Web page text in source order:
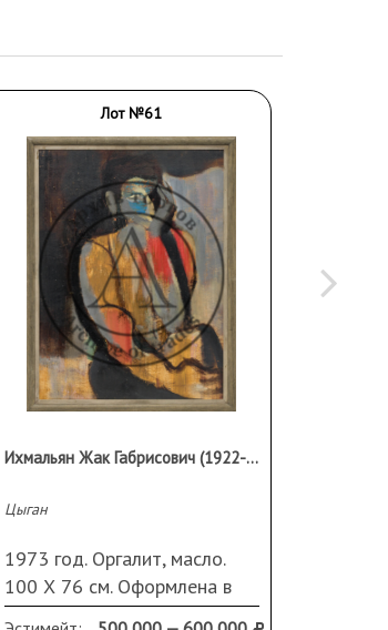
Лот №61
Ихмальян Жак Габрисович (1922-1978)
Цыган
1973 год. Оргалит, масло.
100 Х 76 см. Оформлена в
раму.